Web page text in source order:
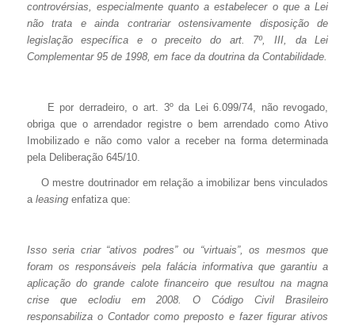
controvérsias, especialmente quanto a estabelecer o que a Lei
não trata e ainda contrariar ostensivamente disposição de
legislação específica e o preceito do art. 7º, III, da Lei
Complementar 95 de 1998, em face da doutrina da Contabilidade.
E por derradeiro, o art. 3º da Lei 6.099/74, não revogado,
obriga que o arrendador registre o bem arrendado como Ativo
Imobilizado e não como valor a receber na forma determinada
pela Deliberação 645/10.
O mestre doutrinador em relação a imobilizar bens vinculados
a leasing enfatiza que:
Isso seria criar “ativos podres” ou “virtuais”, os mesmos que
foram os responsáveis pela falácia informativa que garantiu a
aplicação do grande calote financeiro que resultou na magna
crise que eclodiu em 2008.O Código Civil Brasileiro
responsabiliza o Contador como preposto e fazer figurar ativos